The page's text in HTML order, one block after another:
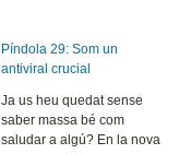
Píndola 29: Som un
antiviral crucial
Ja us heu quedat sense
saber massa bé com
saludar a algú? En la nova